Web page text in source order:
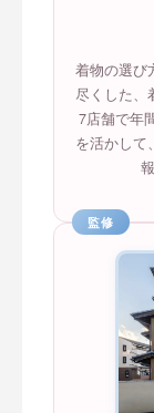
着物の選び
尽くした、
7店舗で年
を活かして
監修